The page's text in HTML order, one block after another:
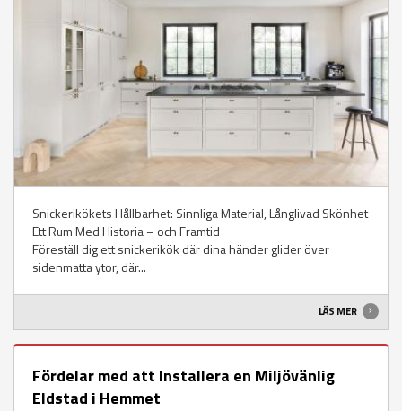
Snickerikökets Hållbarhet: Sinnliga Material, Långlivad Skönhet
Ett Rum Med Historia – och Framtid
Föreställ dig ett snickerikök där dina händer glider över
sidenmatta ytor, där...
LÄS MER
Fördelar med att Installera en Miljövänlig
Eldstad i Hemmet